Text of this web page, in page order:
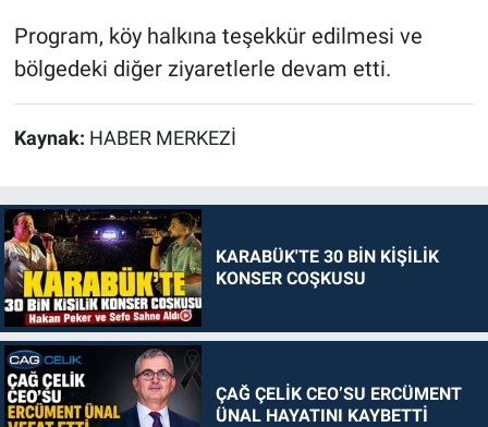
Program, köy halkına teşekkür edilmesi ve
bölgedeki diğer ziyaretlerle devam etti.
Kaynak: HABER MERKEZİ
KARABÜK'TE 30 BİN KİŞİLİK
KONSER COŞKUSU
ÇAĞ ÇELİK CEO’SU ERCÜMENT
ÜNAL HAYATINI KAYBETTİ